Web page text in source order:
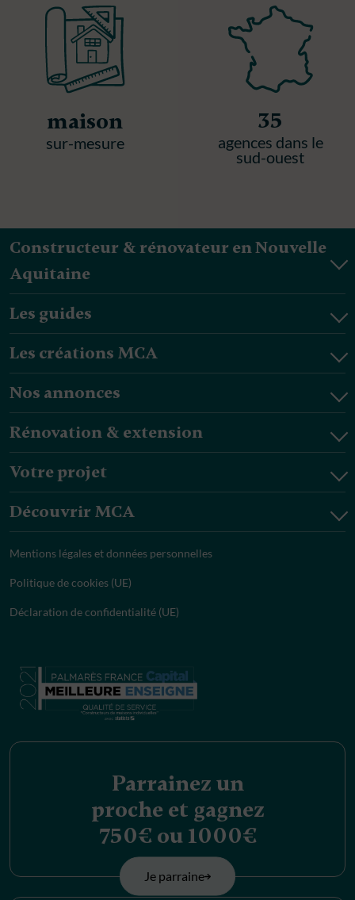
maison
sur-mesure
35
agences dans le
sud-ouest
Constructeur & rénovateur en Nouvelle
Aquitaine
Les guides
Les créations MCA
Nos annonces
Rénovation & extension
Votre projet
Découvrir MCA
Mentions légales et données personnelles
Politique de cookies (UE)
Déclaration de confidentialité (UE)
Parrainez un
proche et gagnez
750€ ou 1000€
Je parraine